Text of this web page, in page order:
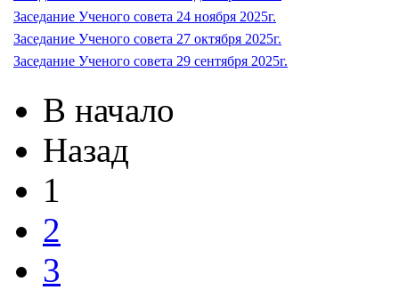
Заседание Ученого совета 24 ноября 2025г.
Заседание Ученого совета 27 октября 2025г.
Заседание Ученого совета 29 сентября 2025г.
В начало
Назад
1
2
3